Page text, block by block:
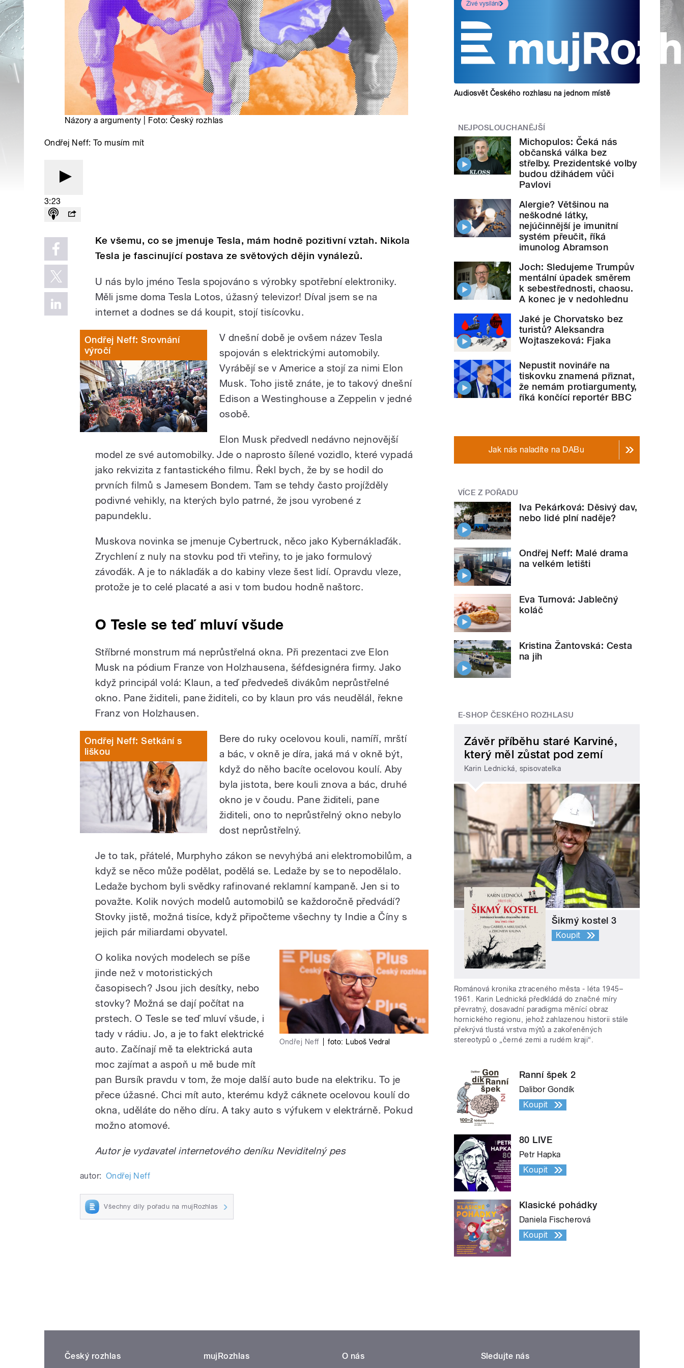
Názory a argumenty | Foto: Český rozhlas
Ondřej Neff: To musím mít
3:23
Ke všemu, co se jmenuje Tesla, mám hodně pozitivní vztah. Nikola
Tesla je fascinující postava ze světových dějin vynálezů.
U nás bylo jméno Tesla spojováno s výrobky spotřební elektroniky.
Měli jsme doma Tesla Lotos, úžasný televizor! Díval jsem se na
internet a dodnes se dá koupit, stojí tisícovku.
Ondřej Neff: Srovnání
výročí
V dnešní době je ovšem název Tesla
spojován s elektrickými automobily.
Vyrábějí se v Americe a stojí za nimi Elon
Musk. Toho jistě znáte, je to takový dnešní
Edison a Westinghouse a Zeppelin v jedné
osobě.
Elon Musk předvedl nedávno nejnovější
model ze své automobilky. Jde o naprosto šílené vozidlo, které vypadá
jako rekvizita z fantastického filmu. Řekl bych, že by se hodil do
prvních filmů s Jamesem Bondem. Tam se tehdy často projížděly
podivné vehikly, na kterých bylo patrné, že jsou vyrobené z
papundeklu.
Muskova novinka se jmenuje Cybertruck, něco jako Kybernáklaďák.
Zrychlení z nuly na stovku pod tři vteřiny, to je jako formulový
závoďák. A je to náklaďák a do kabiny vleze šest lidí. Opravdu vleze,
protože je to celé placaté a asi v tom budou hodně naštorc.
O Tesle se teď mluví všude
Stříbrné monstrum má neprůstřelná okna. Při prezentaci zve Elon
Musk na pódium Franze von Holzhausena, šéfdesignéra firmy. Jako
když principál volá: Klaun, a teď předvedeš divákům neprůstřelné
okno. Pane židiteli, pane židiteli, co by klaun pro vás neudělál, řekne
Franz von Holzhausen.
Ondřej Neff: Setkání s
liškou
Bere do ruky ocelovou kouli, namíří, mrští
a bác, v okně je díra, jaká má v okně být,
když do něho bacíte ocelovou koulí. Aby
byla jistota, bere kouli znova a bác, druhé
okno je v čoudu. Pane židiteli, pane
židiteli, ono to neprůstřelný okno nebylo
dost neprůstřelný.
Je to tak, přátelé, Murphyho zákon se nevyhýbá ani elektromobilům, a
když se něco může podělat, podělá se. Ledaže by se to nepodělalo.
Ledaže bychom byli svědky rafinované reklamní kampaně. Jen si to
považte. Kolik nových modelů automobilů se každoročně předvádí?
Stovky jistě, možná tisíce, když připočteme všechny ty Indie a Číny s
jejich pár miliardami obyvatel.
Ondřej Neff foto: Luboš Vedral
O kolika nových modelech se píše
jinde než v motoristických
časopisech? Jsou jich desítky, nebo
stovky? Možná se dají počítat na
prstech. O Tesle se teď mluví všude, i
tady v rádiu. Jo, a je to fakt elektrické
auto. Začínají mě ta elektrická auta
moc zajímat a aspoň u mě bude mít
pan Bursík pravdu v tom, že moje další auto bude na elektriku. To je
přece úžasné. Chci mít auto, kterému když cáknete ocelovou koulí do
okna, uděláte do něho díru. A taky auto s výfukem v elektrárně. Pokud
možno atomové.
Autor je vydavatel internetového deníku Neviditelný pes
autor: Ondřej Neff
Všechny díly pořadu na mujRozhlas
Živé vysílání
Audiosvět Českého rozhlasu na jednom místě
NEJPOSLOUCHANĚJŠÍ
Michopulos: Čeká nás
občanská válka bez
střelby. Prezidentské volby
budou džihádem vůči
Pavlovi
Alergie? Většinou na
neškodné látky,
nejúčinnější je imunitní
systém přeučit, říká
imunolog Abramson
Joch: Sledujeme Trumpův
mentální úpadek směrem
k sebestřednosti, chaosu.
A konec je v nedohlednu
Jaké je Chorvatsko bez
turistů? Aleksandra
Wojtaszeková: Fjaka
Nepustit novináře na
tiskovku znamená přiznat,
že nemám protiargumenty,
říká končící reportér BBC
Jak nás naladíte na DABu
VÍCE Z POŘADU
Iva Pekárková: Děsivý dav,
nebo lidé plní naděje?
Ondřej Neff: Malé drama
na velkém letišti
Eva Turnová: Jablečný
koláč
Kristina Žantovská: Cesta
na jih
E-SHOP ČESKÉHO ROZHLASU
Závěr příběhu staré Karviné,
který měl zůstat pod zemí
Karin Lednická, spisovatelka
Šikmý kostel 3
Koupit
Románová kronika ztraceného města - léta 1945–
1961. Karin Lednická předkládá do značné míry
převratný, dosavadní paradigma měnící obraz
hornického regionu, jehož zahlazenou historii stále
překrývá tlustá vrstva mýtů a zakořeněných
stereotypů o „černé zemi a rudém kraji“.
Ranní špek 2
Dalibor Gondík
Koupit
80 LIVE
Petr Hapka
Koupit
Klasické pohádky
Daniela Fischerová
Koupit
Český rozhlas mujRozhlas O nás Sledujte nás